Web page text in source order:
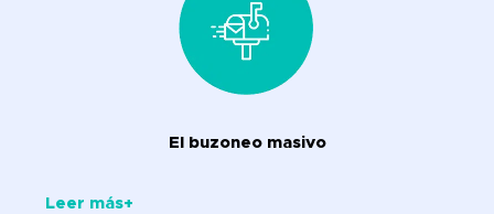
El buzoneo masivo
Leer más+